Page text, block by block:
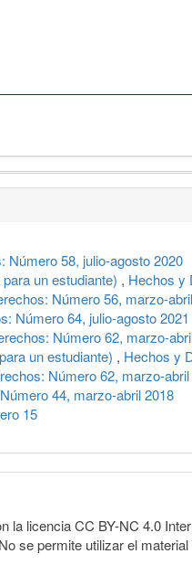
Número 58, julio-agosto 2020
un estudiante) , Hechos y
Número 56, marzo-
Número 64, julio-agosto 2021
Número 62, marzo-
un estudiante) , Hechos y
Número 62, marzo-abril
44, marzo-abril 2018
15
la licencia CC BY-NC 4.0
se permite utilizar el